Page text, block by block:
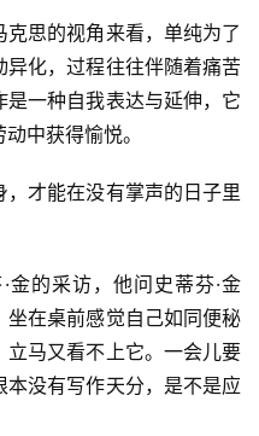
思的视角来看，单纯为了
化，过程往往伴随着痛苦
一种自我表达与延伸，它
中获得愉悦。
才能在没有掌声的日子里
的采访，他问史蒂芬·金
在桌前感觉自己如同便秘
马又看不上它。一会儿要
没有写作天分，是不是应